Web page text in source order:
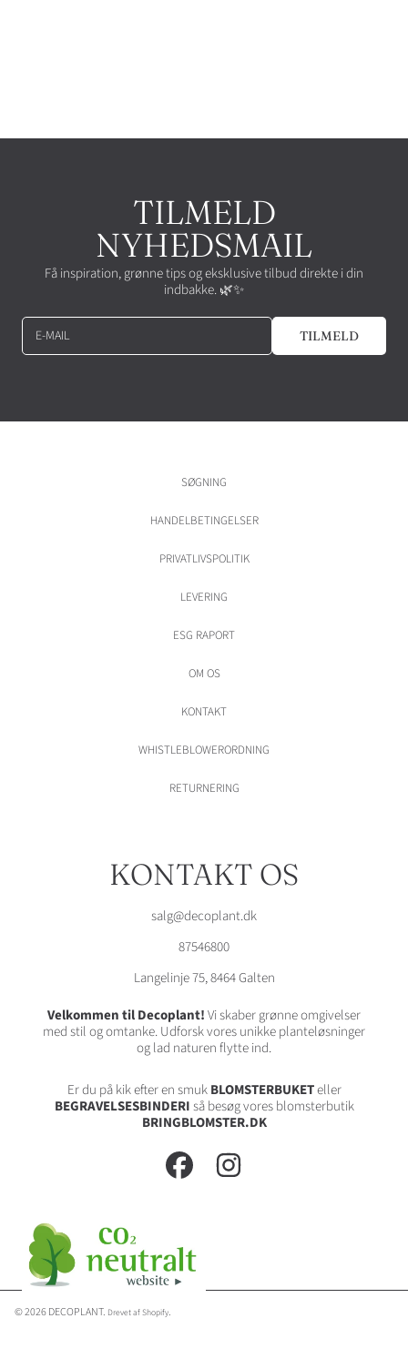
TILMELD
NYHEDSMAIL
Få inspiration, grønne tips og eksklusive tilbud direkte i din
indbakke. 🌿✨
E-MAIL TILMELD
SØGNING
HANDELBETINGELSER
PRIVATLIVSPOLITIK
LEVERING
ESG RAPORT
OM OS
KONTAKT
WHISTLEBLOWERORDNING
RETURNERING
KONTAKT OS
salg@decoplant.dk
87546800
Langelinje 75, 8464 Galten
Velkommen til Decoplant!Vi skaber grønne omgivelser
med stil og omtanke. Udforsk vores unikke planteløsninger
og lad naturen flytte ind.
Er du på kik efter en smukBLOMSTERBUKETeller
BEGRAVELSESBINDERIså besøg vores blomsterbutik
BRINGBLOMSTER.DK
FACEBOOK
© 2026 DECOPLANT. Drevet af Shopify.